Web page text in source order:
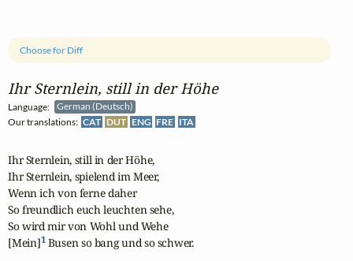
Ihr Sternlein, still in der Höhe
Language:
German (Deutsch)
Our translations: CAT DUT ENG FRE ITA
Choose for Diff
Ihr Sternlein, still in der Höhe,
Ihr Sternlein, spielend im Meer,
Wenn ich von ferne daher
So freundlich euch leuchten sehe,
So wird mir von Wohl und Wehe
[Mein]1 Busen so bang und so schwer.